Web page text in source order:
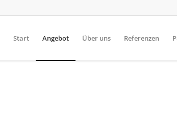
Start Angebot Über uns Referenzen